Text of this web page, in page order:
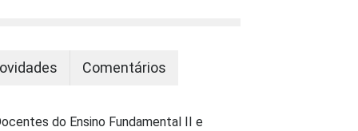
Comentários
do Ensino Fundamental II e